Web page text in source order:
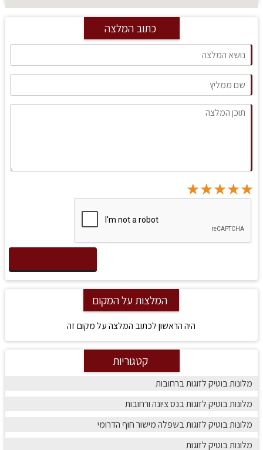
כתוב המלצה
★
★★
★★★
★★★★
★★★★★
המלצות על המקום
היה הראשון לכתוב המלצה על מקום זה
קטגוריות
מלונות בוטיק לזוגות ברחובות
מלונות בוטיק לזוגות בנס ציונה ורחובות
מלונות בוטיק לזוגות בשפלה מישור חוף הדרומי
מלונות בוטיק לזוגות